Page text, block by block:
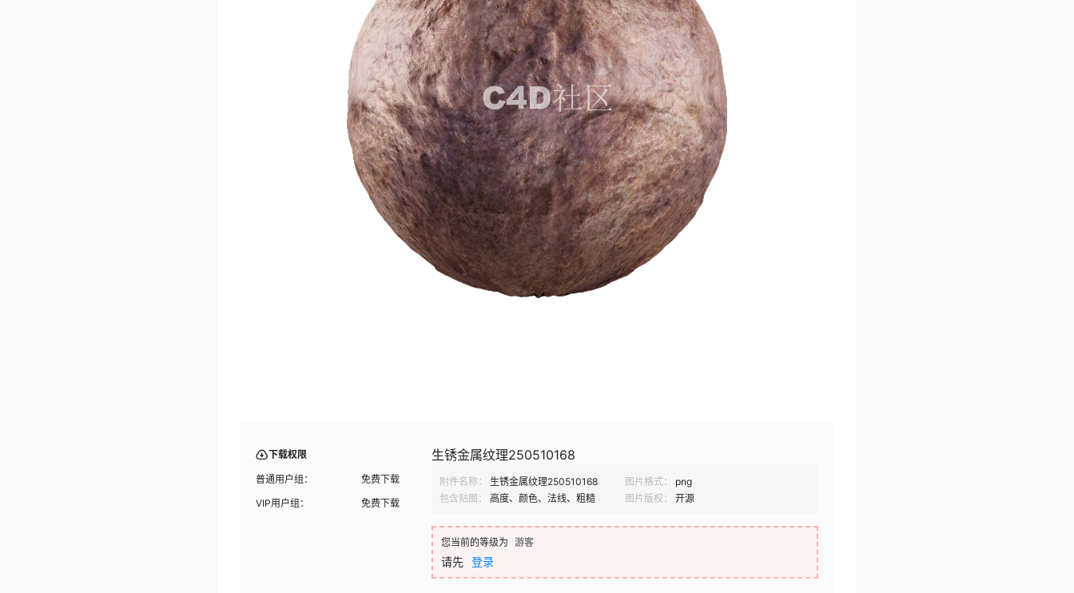
下载权限
普通用户组：
免费下载
VIP用户组：
免费下载
生锈金属纹理250510168
附件名称： 生锈金属纹理250510168 图片格式：
png
包含贴图：
高度、颜色、法线、粗糙 图片版权： 开源
您当前的等级为 游客
请先 登录